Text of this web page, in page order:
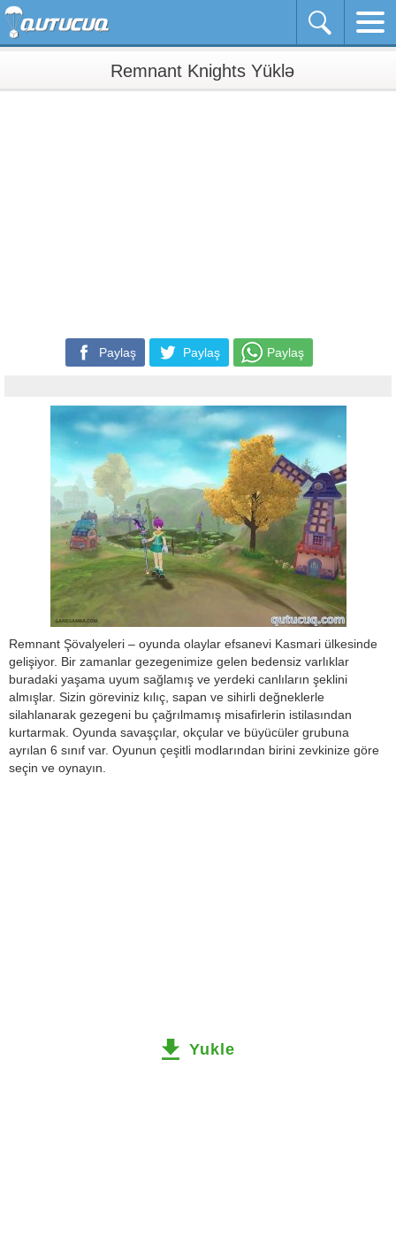
Remnant Knights Yüklə
Paylaş Paylaş Paylaş
Remnant Şövalyeleri – oyunda olaylar efsanevi Kasmari ülkesinde
gelişiyor. Bir zamanlar gezegenimize gelen bedensiz varlıklar
buradaki yaşama uyum sağlamış ve yerdeki canlıların şeklini
almışlar. Sizin göreviniz kılıç, sapan ve sihirli değneklerle
silahlanarak gezegeni bu çağrılmamış misafirlerin istilasından
kurtarmak. Oyunda savaşçılar, okçular ve büyücüler grubuna
ayrılan 6 sınıf var. Oyunun çeşitli modlarından birini zevkinize göre
seçin ve oynayın.
Yukle